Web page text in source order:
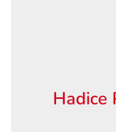
Hadice